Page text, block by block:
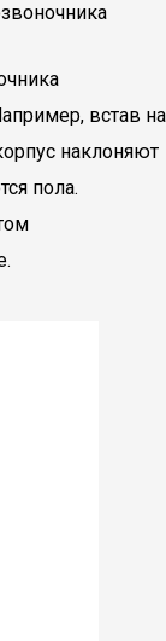
встав на
наклоняют
пола.